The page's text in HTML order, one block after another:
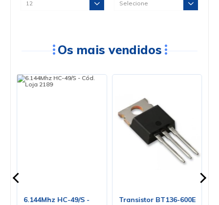
Os mais vendidos
6.144Mhz HC-49/S -
Transistor BT136-600E